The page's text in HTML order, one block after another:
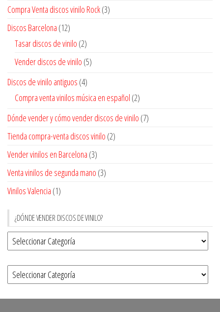
Compra Venta discos vinilo Rock(3)
Discos Barcelona (12)
Tasar discos de vinilo (2)
Vender discos de vinilo (5)
Discos de vinilo antiguos (4)
Compra venta vinilos música en español (2)
Dónde vender y cómo vender discos de vinilo (7)
Tienda compra-venta discos vinilo (2)
Vender vinilos en Barcelona (3)
Venta vinilos de segunda mano (3)
Vinilos Valencia (1)
¿DÓNDE VENDER DISCOS DE VINILO?